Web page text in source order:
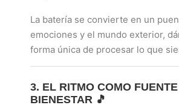
La batería se convierte en un
emociones y el mundo exterior,
forma única de procesar lo que
3. EL RITMO COMO
BIENESTAR 🎵